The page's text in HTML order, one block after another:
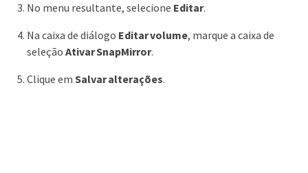
No menu resultante, selecione Editar.
Na caixa de diálogo Editar volume, marque a caixa de
seleção Ativar SnapMirror.
Clique em Salvar alterações.